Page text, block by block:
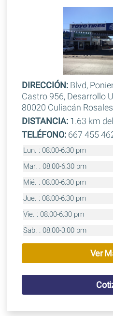
DIRECCIÓN:Blvd,
Castro 956, Desarrollo
80020 Culiacán
DISTANCIA:1.63 km
TELÉFONO:667 455
Lun. : 08:00-6:30 pm
Mar. : 08:00-6:30 pm
Mié. : 08:00-6:30 pm
Jue. : 08:00-6:30 pm
Vie. : 08:00-6:30 pm
Sab. : 08:00-3:00 pm
Ver